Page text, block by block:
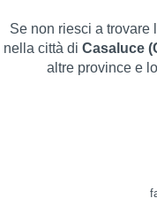
Se non riesci a trovare
nella città di Casaluce
altre province e